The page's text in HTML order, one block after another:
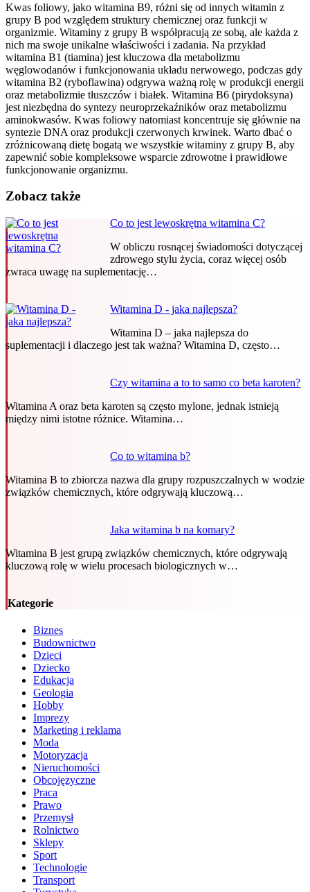
Kwas foliowy, jako witamina B9, różni się od innych witamin z
grupy B pod względem struktury chemicznej oraz funkcji w
organizmie. Witaminy z grupy B współpracują ze sobą, ale każda z
nich ma swoje unikalne właściwości i zadania. Na przykład
witamina B1 (tiamina) jest kluczowa dla metabolizmu
węglowodanów i funkcjonowania układu nerwowego, podczas gdy
witamina B2 (ryboflawina) odgrywa ważną rolę w produkcji energii
oraz metabolizmie tłuszczów i białek. Witamina B6 (pirydoksyna)
jest niezbędna do syntezy neuroprzekaźników oraz metabolizmu
aminokwasów. Kwas foliowy natomiast koncentruje się głównie na
syntezie DNA oraz produkcji czerwonych krwinek. Warto dbać o
zróżnicowaną dietę bogatą we wszystkie witaminy z grupy B, aby
zapewnić sobie kompleksowe wsparcie zdrowotne i prawidłowe
funkcjonowanie organizmu.
Zobacz także
Co to jest lewoskrętna witamina C?
W obliczu rosnącej świadomości dotyczącej
zdrowego stylu życia, coraz więcej osób
zwraca uwagę na suplementację…
Witamina D - jaka najlepsza?
Witamina D – jaka najlepsza do
suplementacji i dlaczego jest tak ważna? Witamina D, często…
Czy witamina a to to samo co beta karoten?
Witamina A oraz beta karoten są często mylone, jednak istnieją
między nimi istotne różnice. Witamina…
Co to witamina b?
Witamina B to zbiorcza nazwa dla grupy rozpuszczalnych w wodzie
związków chemicznych, które odgrywają kluczową…
Jaka witamina b na komary?
Witamina B jest grupą związków chemicznych, które odgrywają
kluczową rolę w wielu procesach biologicznych w…
Kategorie
Biznes
Budownictwo
Dzieci
Dziecko
Edukacja
Geologia
Hobby
Imprezy
Marketing i reklama
Moda
Motoryzacja
Nieruchomości
Obcojęzyczne
Praca
Prawo
Przemysł
Rolnictwo
Sklepy
Sport
Technologie
Transport